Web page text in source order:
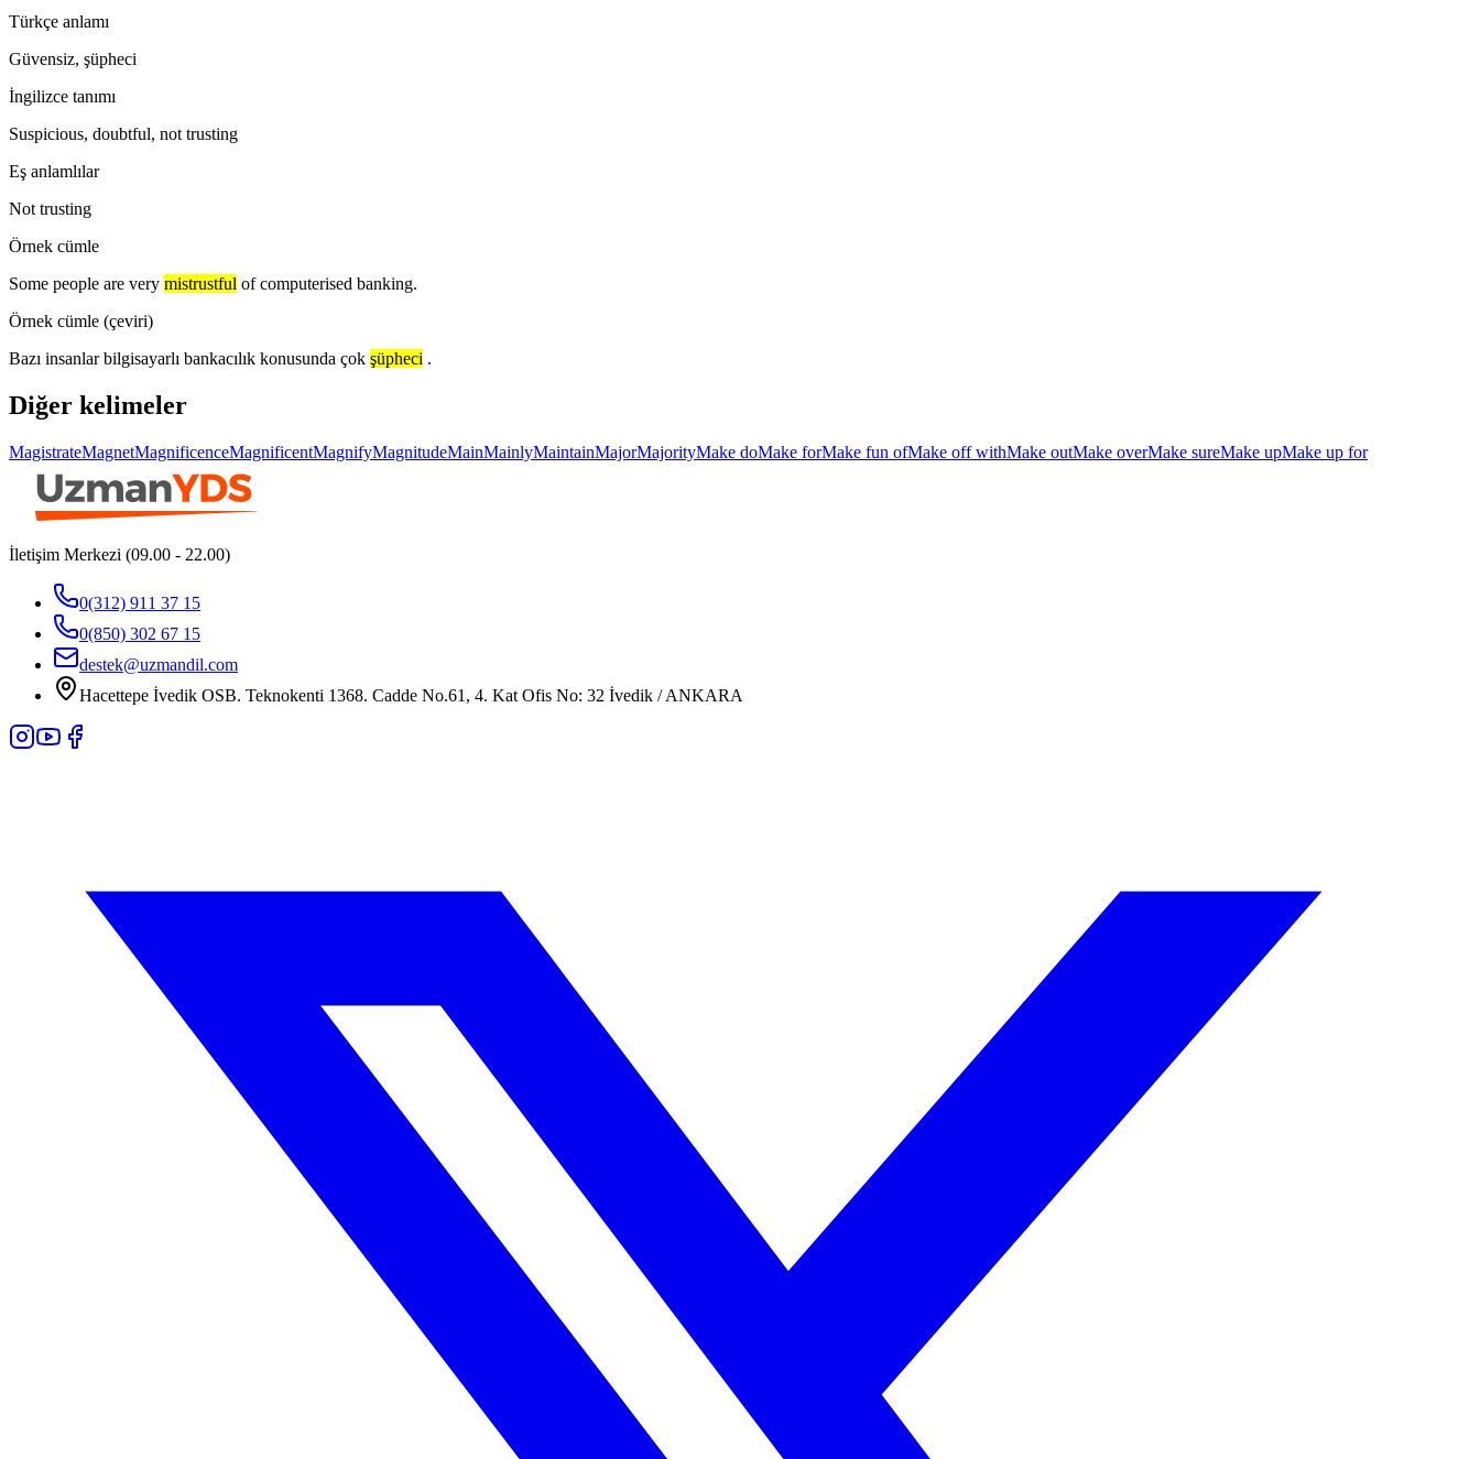
Türkçe anlamı
Güvensiz, şüpheci
İngilizce tanımı
Suspicious, doubtful, not trusting
Eş anlamlılar
Not trusting
Örnek cümle
Some people are very mistrustful of computerised banking.
Örnek cümle (çeviri)
Bazı insanlar bilgisayarlı bankacılık konusunda çok şüpheci .
Diğer kelimeler
MagistrateMagnetMagnificenceMagnificentMagnifyMagnitudeMainMainlyMaintainMajorMajorityMake doMake forMake fun ofMake off withMake outMake overMake sureMake upMake up for
İletişim Merkezi (09.00 - 22.00)
0(312) 911 37 15
0(850) 302 67 15
destek@uzmandil.com
Hacettepe İvedik OSB. Teknokenti 1368. Cadde No.61, 4. Kat Ofis No: 32 İvedik / ANKARA